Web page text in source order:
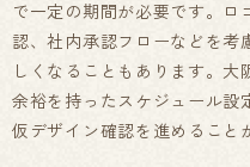
で一定の期間が必要です。
認、社内承認フローなどを考
しくなることもあります。
余裕を持ったスケジュール設
仮デザイン確認を進めること